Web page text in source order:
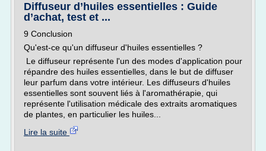
Diffuseur d’huiles essentielles : Guide
d’achat, test et ...
9 Conclusion
Qu'est-ce qu'un diffuseur d'huiles essentielles ?
Le diffuseur représente l'un des modes d'application pour
répandre des huiles essentielles, dans le but de diffuser
leur parfum dans votre intérieur. Les diffuseurs d'huiles
essentielles sont souvent liés à l'aromathérapie, qui
représente l'utilisation médicale des extraits aromatiques
de plantes, en particulier les huiles...
Lire la suite